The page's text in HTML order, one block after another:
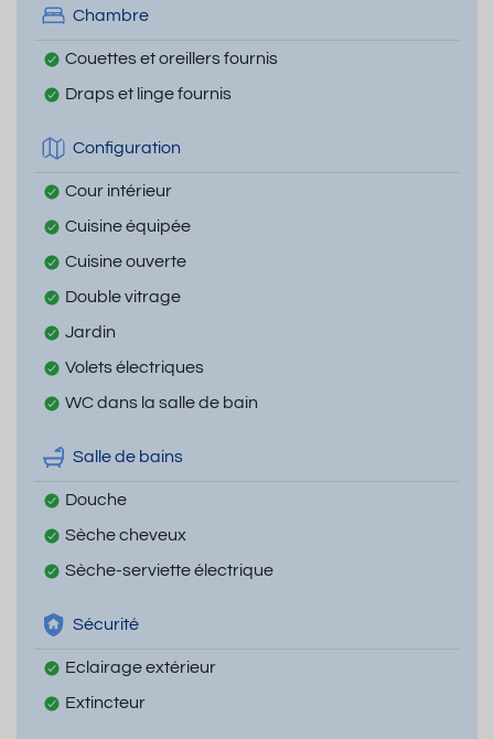
Chambre
Couettes et oreillers fournis
Draps et linge fournis
Configuration
Cour intérieur
Cuisine équipée
Cuisine ouverte
Double vitrage
Jardin
Volets électriques
WC dans la salle de bain
Salle de bains
Douche
Sèche cheveux
Sèche-serviette électrique
Sécurité
Eclairage extérieur
Extincteur